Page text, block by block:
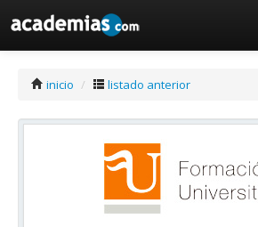
inicio / listado anterior